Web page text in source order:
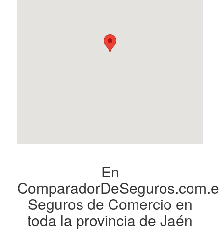
En
Seguros de Comercio en
toda la provincia de Jaén